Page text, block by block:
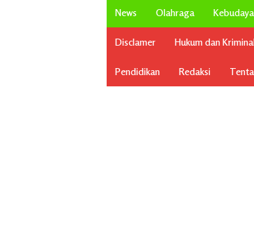
News Olahraga
Disclamer Hukum dan
Pendidikan Redaksi